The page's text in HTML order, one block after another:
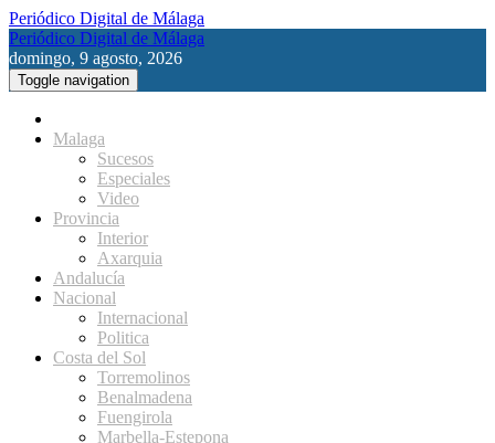
Periódico Digital de Málaga
Periódico Digital de Málaga
domingo, 9 agosto, 2026
Toggle navigation
Malaga
Sucesos
Especiales
Video
Provincia
Interior
Axarquia
Andalucía
Nacional
Internacional
Politica
Costa del Sol
Torremolinos
Benalmadena
Fuengirola
Marbella-Estepona